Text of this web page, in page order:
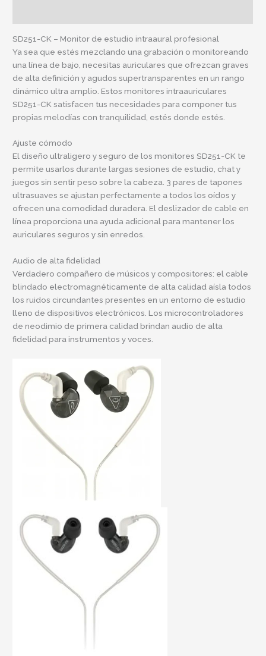
SD251-CK – Monitor de estudio intraaural profesional
Ya sea que estés mezclando una grabación o monitoreando
una línea de bajo, necesitas auriculares que ofrezcan graves
de alta definición y agudos supertransparentes en un rango
dinámico ultra amplio. Estos monitores intraauriculares
SD251-CK satisfacen tus necesidades para componer tus
propias melodías con tranquilidad, estés donde estés.
Ajuste cómodo
El diseño ultraligero y seguro de los monitores SD251-CK te
permite usarlos durante largas sesiones de estudio, chat y
juegos sin sentir peso sobre la cabeza. 3 pares de tapones
ultrasuaves se ajustan perfectamente a todos los oídos y
ofrecen una comodidad duradera. El deslizador de cable en
línea proporciona una ayuda adicional para mantener los
auriculares seguros y sin enredos.
Audio de alta fidelidad
Verdadero compañero de músicos y compositores: el cable
blindado electromagnéticamente de alta calidad aísla todos
los ruidos circundantes presentes en un entorno de estudio
lleno de dispositivos electrónicos. Los microcontroladores
de neodimio de primera calidad brindan audio de alta
fidelidad para instrumentos y voces.